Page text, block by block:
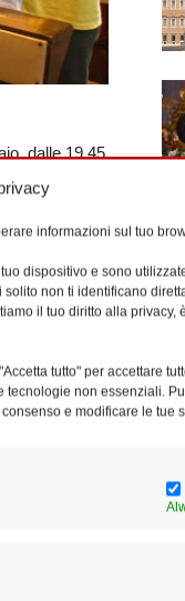
informazioni sul tuo
dispositivo e sono
non ti identificano
il tuo diritto alla privacy,
tutto" per accettare
tecnologie non essenziali.
e modificare le tue
dalle 19.45
pensiero e
quotidiana
padre Pietro